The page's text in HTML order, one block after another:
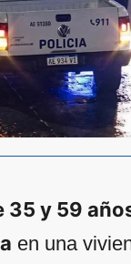
35 y 59
en una